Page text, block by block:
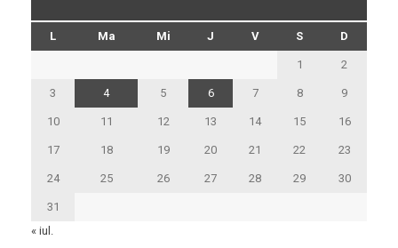
L Ma Mi J V S D
1 2
3 4 5 6 7 8 9
10 11 12 13 14 15 16
17 18 19 20 21 22 23
24 25 26 27 28 29 30
31
« iul.